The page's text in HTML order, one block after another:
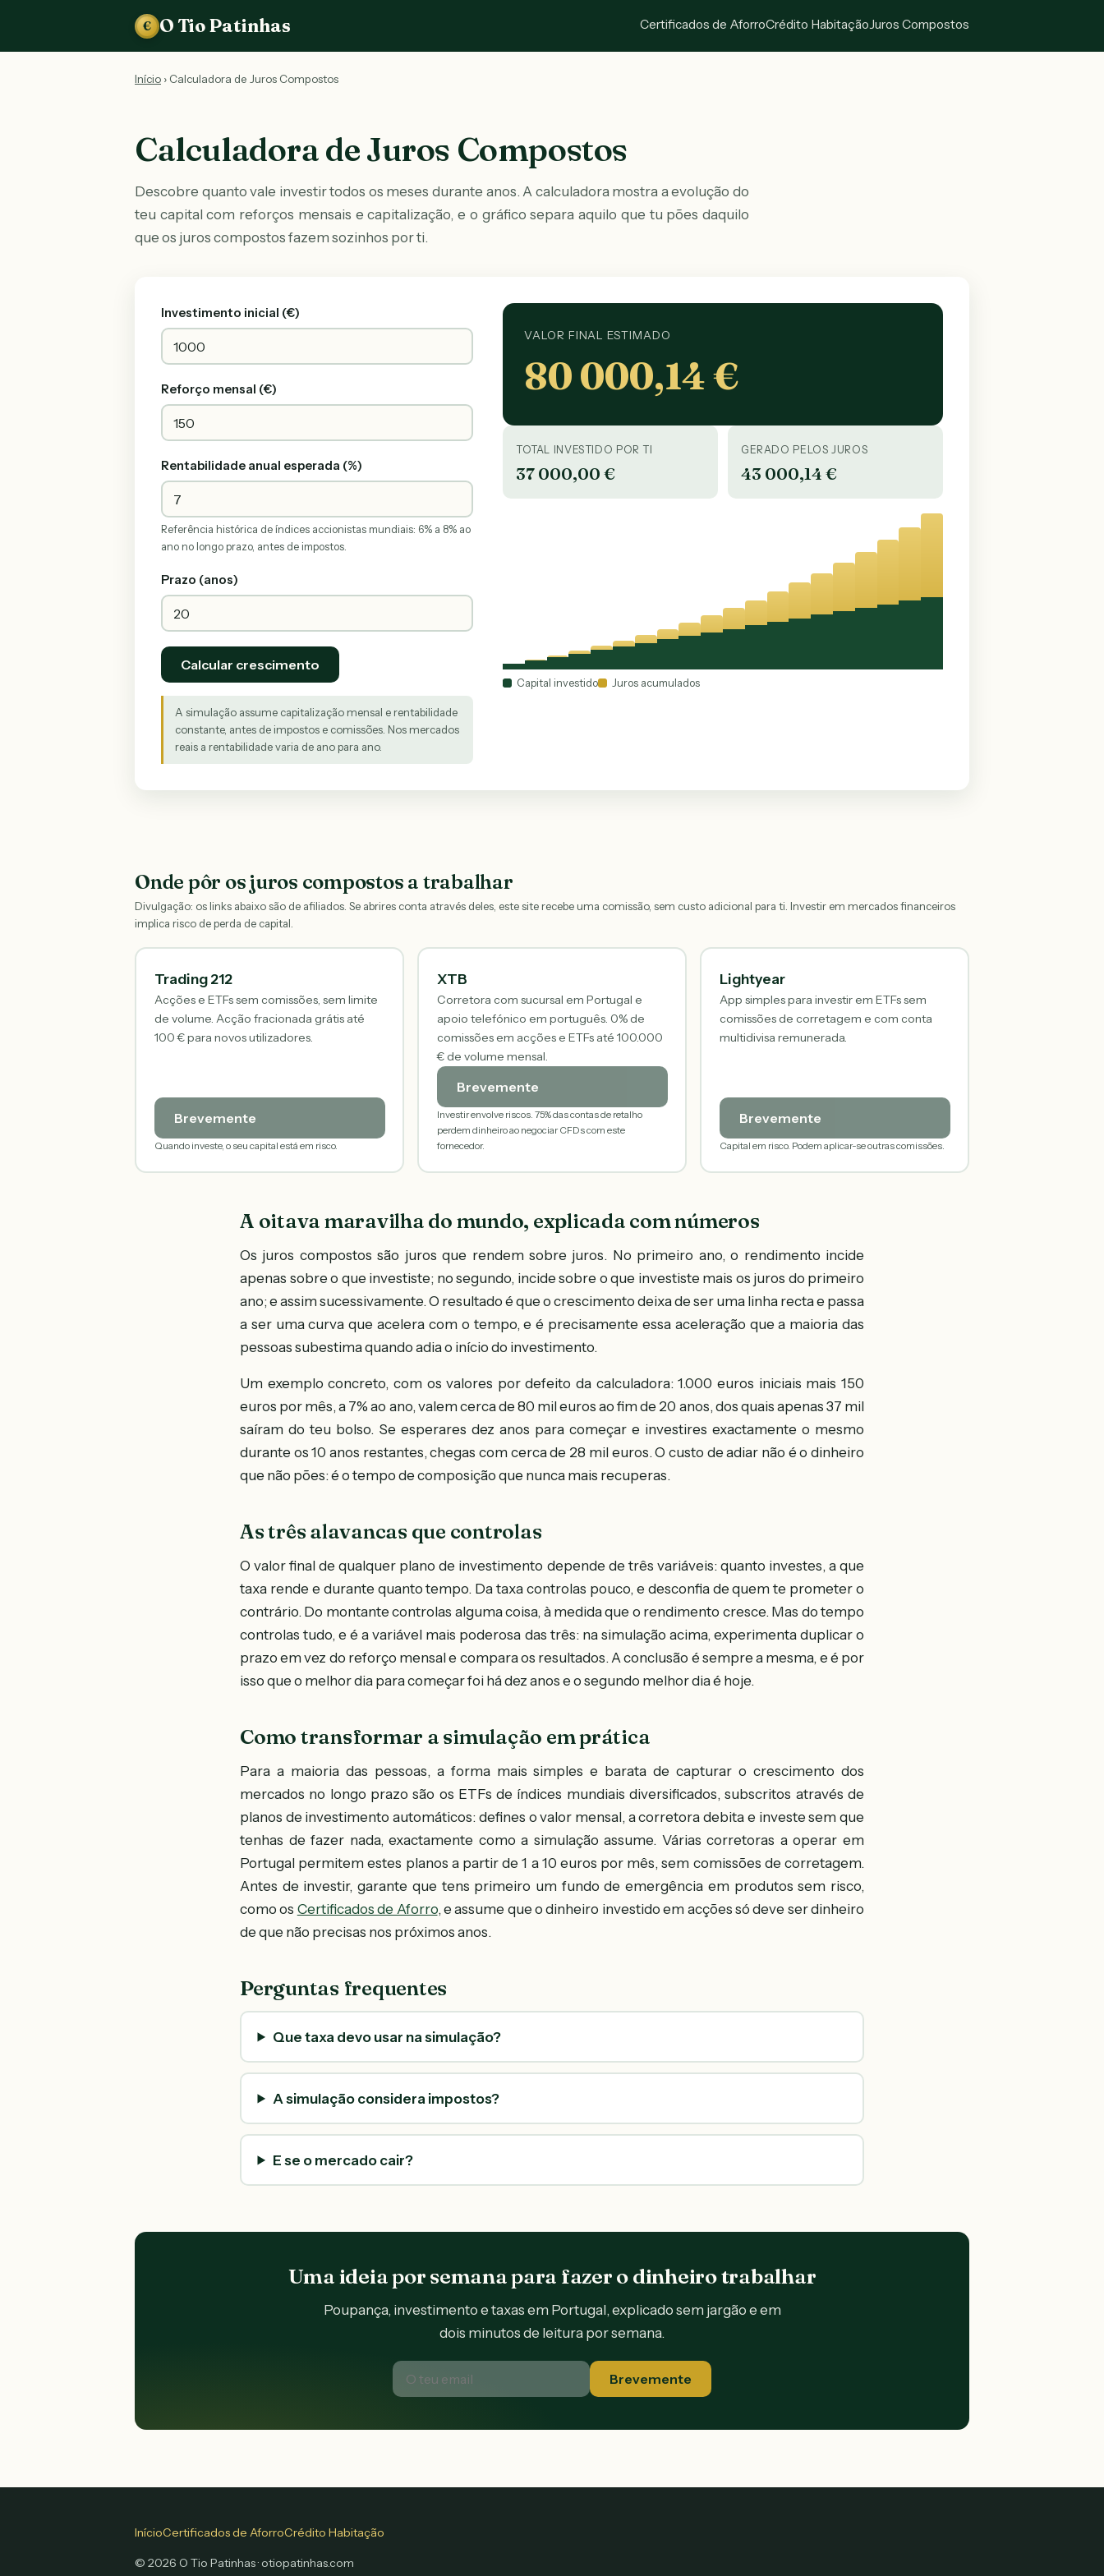
€ O Tio Patinhas Certificados de AforroCrédito HabitaçãoJuros Compostos
Início › Calculadora de Juros Compostos
Calculadora de Juros Compostos
Descobre quanto vale investir todos os meses durante anos. A calculadora mostra a evolução do
teu capital com reforços mensais e capitalização, e o gráfico separa aquilo que tu pões daquilo
que os juros compostos fazem sozinhos por ti.
Investimento inicial (€)
Reforço mensal (€)
Rentabilidade anual esperada (%)
Referência histórica de índices accionistas mundiais: 6% a 8% ao
ano no longo prazo, antes de impostos.
Prazo (anos)
Calcular crescimento
A simulação assume capitalização mensal e rentabilidade
constante, antes de impostos e comissões. Nos mercados
reais a rentabilidade varia de ano para ano.
VALOR FINAL ESTIMADO
80 000,14 €
TOTAL INVESTIDO POR TI
37 000,00 €
GERADO PELOS JUROS
43 000,14 €
Capital investido Juros acumulados
Onde pôr os juros compostos a trabalhar
Divulgação: os links abaixo são de afiliados. Se abrires conta através deles, este site recebe uma comissão, sem custo adicional para ti. Investir em mercados financeiros
implica risco de perda de capital.
Trading 212
Acções e ETFs sem comissões, sem limite
de volume. Acção fracionada grátis até
100 € para novos utilizadores.
Brevemente
Quando investe, o seu capital está em risco.
XTB
Corretora com sucursal em Portugal e
apoio telefónico em português. 0% de
comissões em acções e ETFs até 100.000
€ de volume mensal.
Brevemente
Investir envolve riscos. 75% das contas de retalho
perdem dinheiro ao negociar CFDs com este
fornecedor.
Lightyear
App simples para investir em ETFs sem
comissões de corretagem e com conta
multidivisa remunerada.
Brevemente
Capital em risco. Podem aplicar-se outras comissões.
A oitava maravilha do mundo, explicada com números
Os juros compostos são juros que rendem sobre juros. No primeiro ano, o rendimento incide
apenas sobre o que investiste; no segundo, incide sobre o que investiste mais os juros do primeiro
ano; e assim sucessivamente. O resultado é que o crescimento deixa de ser uma linha recta e passa
a ser uma curva que acelera com o tempo, e é precisamente essa aceleração que a maioria das
pessoas subestima quando adia o início do investimento.
Um exemplo concreto, com os valores por defeito da calculadora: 1.000 euros iniciais mais 150
euros por mês, a 7% ao ano, valem cerca de 80 mil euros ao fim de 20 anos, dos quais apenas 37 mil
saíram do teu bolso. Se esperares dez anos para começar e investires exactamente o mesmo
durante os 10 anos restantes, chegas com cerca de 28 mil euros. O custo de adiar não é o dinheiro
que não pões: é o tempo de composição que nunca mais recuperas.
As três alavancas que controlas
O valor final de qualquer plano de investimento depende de três variáveis: quanto investes, a que
taxa rende e durante quanto tempo. Da taxa controlas pouco, e desconfia de quem te prometer o
contrário. Do montante controlas alguma coisa, à medida que o rendimento cresce. Mas do tempo
controlas tudo, e é a variável mais poderosa das três: na simulação acima, experimenta duplicar o
prazo em vez do reforço mensal e compara os resultados. A conclusão é sempre a mesma, e é por
isso que o melhor dia para começar foi há dez anos e o segundo melhor dia é hoje.
Como transformar a simulação em prática
Para a maioria das pessoas, a forma mais simples e barata de capturar o crescimento dos
mercados no longo prazo são os ETFs de índices mundiais diversificados, subscritos através de
planos de investimento automáticos: defines o valor mensal, a corretora debita e investe sem que
tenhas de fazer nada, exactamente como a simulação assume. Várias corretoras a operar em
Portugal permitem estes planos a partir de 1 a 10 euros por mês, sem comissões de corretagem.
Antes de investir, garante que tens primeiro um fundo de emergência em produtos sem risco,
como os Certificados de Aforro, e assume que o dinheiro investido em acções só deve ser dinheiro
de que não precisas nos próximos anos.
Perguntas frequentes
Que taxa devo usar na simulação?
A simulação considera impostos?
E se o mercado cair?
Uma ideia por semana para fazer o dinheiro trabalhar
Poupança, investimento e taxas em Portugal, explicado sem jargão e em
dois minutos de leitura por semana.
Brevemente
InícioCertificados de AforroCrédito Habitação
© 2026 O Tio Patinhas · otiopatinhas.com